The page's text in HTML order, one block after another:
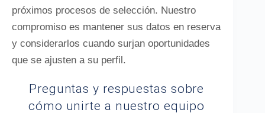
próximos procesos de selección. Nuestro
compromiso es mantener sus datos en reserva
y considerarlos cuando surjan oportunidades
que se ajusten a su perfil.
Preguntas y respuestas sobre
cómo unirte a nuestro equipo